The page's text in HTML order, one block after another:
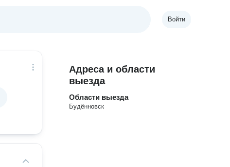
Войти
Адреса и области
выезда
Области выезда
Будённовск